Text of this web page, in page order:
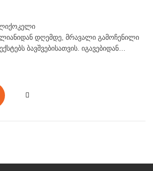
დღემდე, მრავალი გამოჩენილი
ბავშვებისათვის. იგავებიდან
ეს ტექსტები ყოველ ეპოქაში ასახავდა
ფასეულობებს – სიყვარულს,
და თავისუფლებისკენ სწრაფვას. ამ
გამორჩეულ მოთხრობებს, რომლებიც